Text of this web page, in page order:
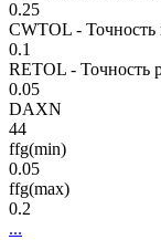
0.25
CWTOL -
0.1
RETOL - Точность
0.05
DAXN
44
ffg(min)
0.05
ffg(max)
0.2
...